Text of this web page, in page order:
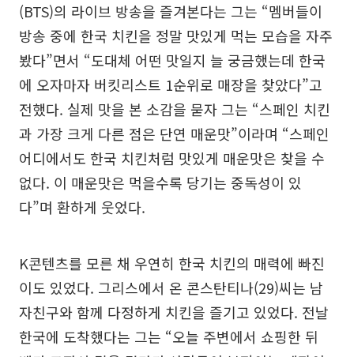
(BTS)의 라이브 방송을 즐겨본다는 그는 “멤버들이
방송 중에 한국 치킨을 정말 맛있게 먹는 모습을 자주
봤다”면서 “도대체 어떤 맛일지 늘 궁금했는데 한국
에 오자마자 버킷리스트 1순위로 매장을 찾았다”고
전했다. 실제 맛을 본 소감을 묻자 그는 “스페인 치킨
과 가장 크게 다른 점은 단연 매운맛”이라며 “스페인
어디에서도 한국 치킨처럼 맛있게 매운맛은 찾을 수
없다. 이 매운맛은 먹을수록 당기는 중독성이 있
다”며 환하게 웃었다.
K콘텐츠를 모른 채 우연히 한국 치킨의 매력에 빠진
이도 있었다. 그리스에서 온 콘스탄티나(29)씨는 남
자친구와 함께 다정하게 치킨을 즐기고 있었다. 전날
한국에 도착했다는 그는 “오늘 주변에서 쇼핑한 뒤